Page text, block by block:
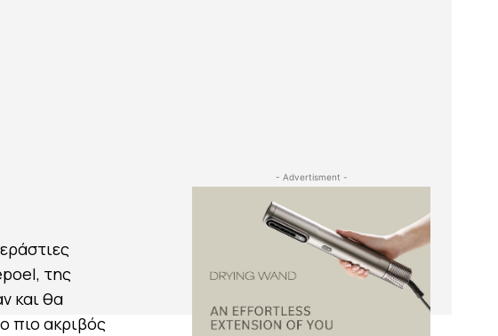
της
και θα
πιο ακριβός
- Advertisment -